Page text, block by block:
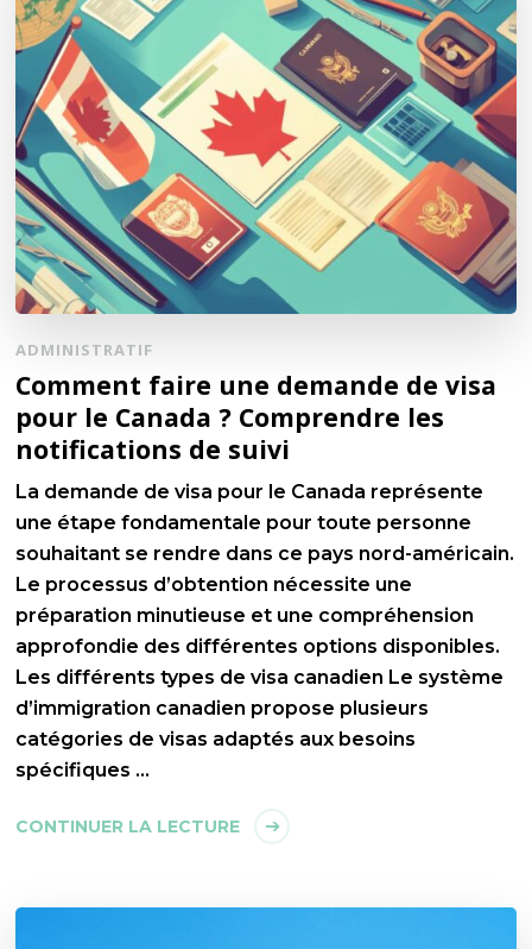
ADMINISTRATIF
Comment faire une demande de visa
pour le Canada ? Comprendre les
notifications de suivi
La demande de visa pour le Canada représente
une étape fondamentale pour toute personne
souhaitant se rendre dans ce pays nord-américain.
Le processus d’obtention nécessite une
préparation minutieuse et une compréhension
approfondie des différentes options disponibles.
Les différents types de visa canadien Le système
d’immigration canadien propose plusieurs
catégories de visas adaptés aux besoins
spécifiques …
CONTINUER LA LECTURE